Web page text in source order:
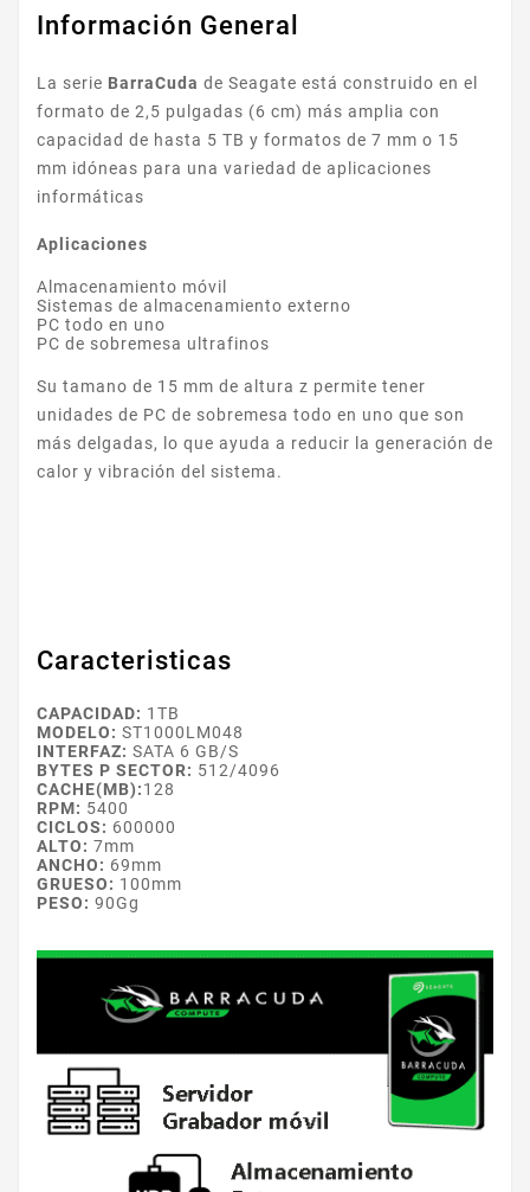
Información General
La serie BarraCuda de Seagate está construido en el
formato de 2,5 pulgadas (6 cm) más amplia con
capacidad de hasta 5 TB y formatos de 7 mm o 15
mm idóneas para una variedad de aplicaciones
informáticas
Aplicaciones
Almacenamiento móvil
Sistemas de almacenamiento externo
PC todo en uno
PC de sobremesa ultrafinos
Su tamano de 15 mm de altura z permite tener
unidades de PC de sobremesa todo en uno que son
más delgadas, lo que ayuda a reducir la generación de
calor y vibración del sistema.
Caracteristicas
CAPACIDAD: 1TB
MODELO: ST1000LM048
INTERFAZ: SATA 6 GB/S
BYTES P SECTOR: 512/4096
CACHE(MB):128
RPM: 5400
CICLOS: 600000
ALTO: 7mm
ANCHO: 69mm
GRUESO: 100mm
PESO: 90Gg